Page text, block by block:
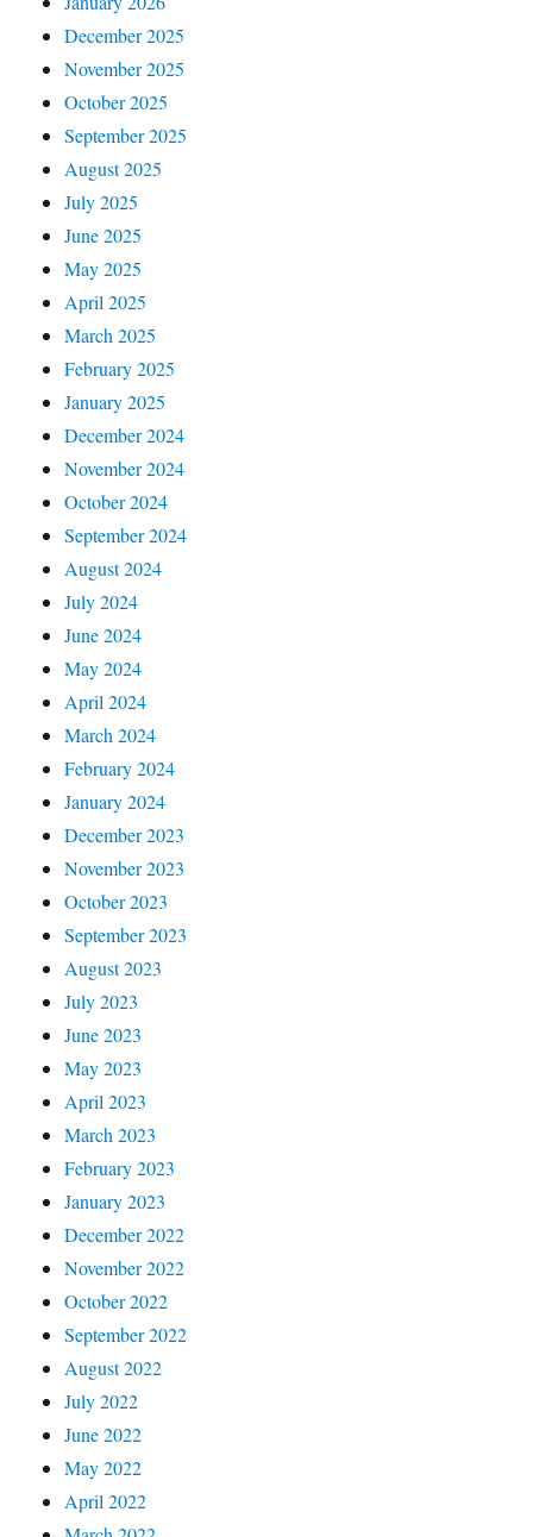
December 2025
November 2025
October 2025
September 2025
August 2025
July 2025
June 2025
May 2025
April 2025
March 2025
February 2025
January 2025
December 2024
November 2024
October 2024
September 2024
August 2024
July 2024
June 2024
May 2024
April 2024
March 2024
February 2024
January 2024
December 2023
November 2023
October 2023
September 2023
August 2023
July 2023
June 2023
May 2023
April 2023
March 2023
February 2023
January 2023
December 2022
November 2022
October 2022
September 2022
August 2022
July 2022
June 2022
May 2022
April 2022